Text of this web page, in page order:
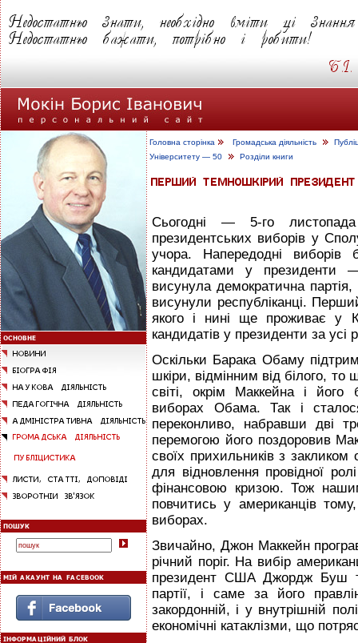
Головна сторінка Громадська діяльність
Університету — 50
Розділи книги
Сьогодні — 5-го
президентських виборів у
учора. Напередодні
кандидатами у президенти
висунула демократична
висунули республіканці.
якого і нині ще проживає у
кандидатів у президенти за
Оскільки Барака Обаму
шкіри, відмінним від білого,
світі, окрім Маккейна і
виборах Обама. Так і
переконливо, набравши дві
перемогою його поздоровив
своїх прихильників з закликом
для відновлення провідної
фінансовою кризою. Тож
повчитись у американців
виборах.
Звичайно, Джон Маккейн
річний поріг. На вибір
президент США Джордж Буш
партії, і саме за його
закордонній, і у внутрішній
економічні катаклізми, що